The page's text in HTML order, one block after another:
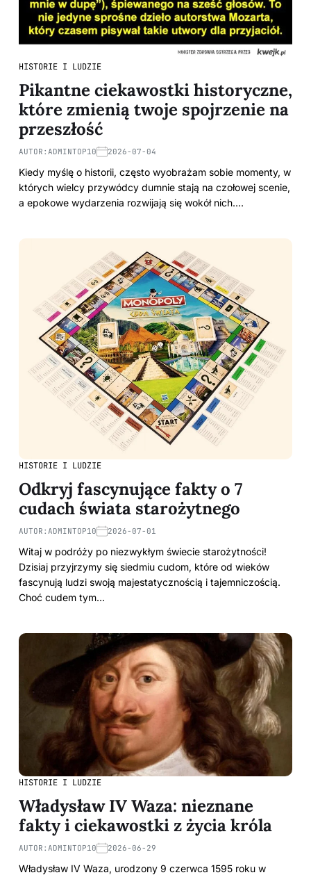
HISTORIE I LUDZIE
Pikantne ciekawostki historyczne,
które zmienią twoje spojrzenie na
przeszłość
AUTOR: ADMINTOP10 2026-07-04
Kiedy myślę o historii, często wyobrażam sobie momenty, w
których wielcy przywódcy dumnie stają na czołowej scenie,
a epokowe wydarzenia rozwijają się wokół nich.…
HISTORIE I LUDZIE
Odkryj fascynujące fakty o 7
cudach świata starożytnego
AUTOR: ADMINTOP10 2026-07-01
Witaj w podróży po niezwykłym świecie starożytności!
Dzisiaj przyjrzymy się siedmiu cudom, które od wieków
fascynują ludzi swoją majestatycznością i tajemniczością.
Choć cudem tym…
HISTORIE I LUDZIE
Władysław IV Waza: nieznane
fakty i ciekawostki z życia króla
AUTOR: ADMINTOP10 2026-06-29
Władysław IV Waza, urodzony 9 czerwca 1595 roku w